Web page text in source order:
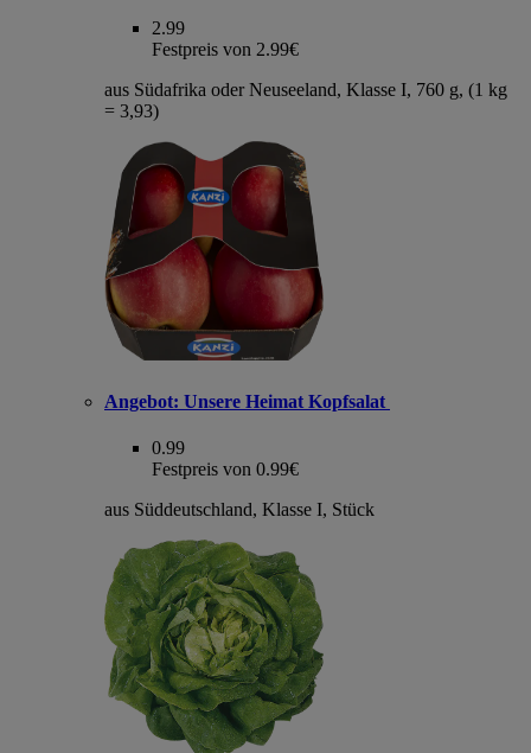
2.99
Festpreis von 2.99€
aus Südafrika oder Neuseeland, Klasse I, 760 g, (1 kg
= 3,93)
Angebot: Unsere Heimat Kopfsalat
0.99
Festpreis von 0.99€
aus Süddeutschland, Klasse I, Stück